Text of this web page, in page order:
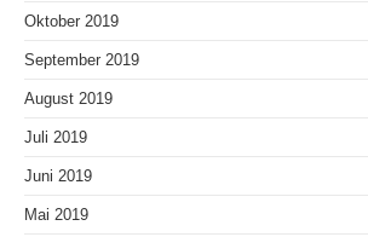
Oktober 2019
September 2019
August 2019
Juli 2019
Juni 2019
Mai 2019